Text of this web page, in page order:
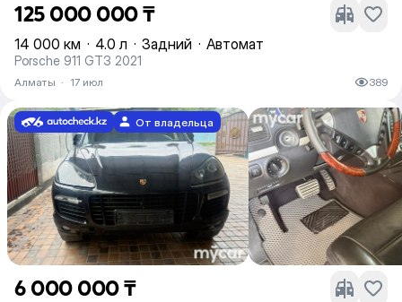
125 000 000 ₸
14 000 км · 4.0 л · Задний · Автомат
Porsche 911 GT3 2021
Алматы · 17 июл 389
От владельца
6 000 000 ₸